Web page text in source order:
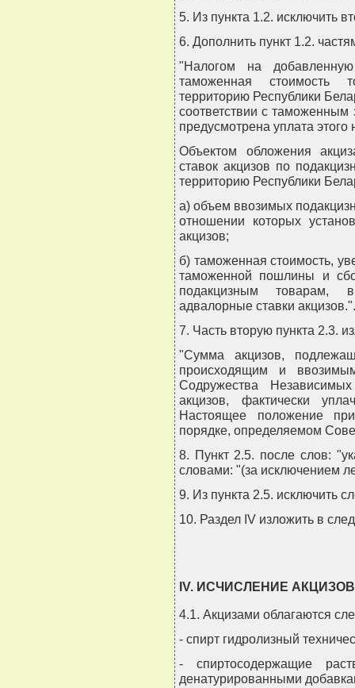
5. Из пункта 1.2. исключить
6. Дополнить пункт 1.2.
"Налогом на
таможенная стоимость
территорию Республики
соответствии с таможенным
предусмотрена уплата этого
Объектом обложения
ставок акцизов по
территорию Республики
а) объем ввозимых
отношении которых
акцизов;
б) таможенная стоимость,
таможенной пошлины и
подакцизным товарам,
адвалорные ставки акцизов.".
7. Часть вторую пункта 2.3.
"Сумма акцизов,
происходящим и ввозимым
Содружества
акцизов, фактически
Настоящее положение
порядке, определяемом
8. Пункт 2.5. после слов:
словами: "(за исключением
9. Из пункта 2.5. исключить
10. Раздел IV изложить в
IV. ИСЧИСЛЕНИЕ
4.1. Акцизами облагаются
- спирт гидролизный
- спиртосодержащие
денатурированными